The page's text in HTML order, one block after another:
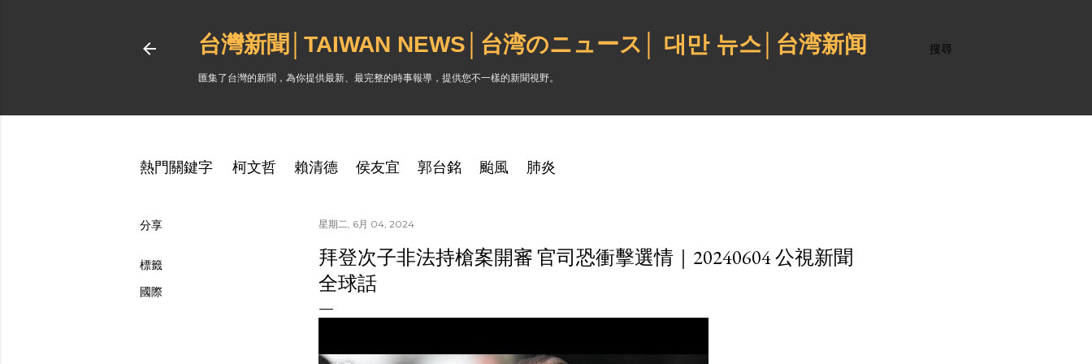
搜尋
台灣新聞│TAIWAN NEWS│台湾のニュース│ 대만 뉴스│台湾新闻
匯集了台灣的新聞，為你提供最新、最完整的時事報導，提供您不一樣的新聞視野。
熱門關鍵字 柯文哲 賴清德 侯友宜 郭台銘 颱風 肺炎
分享
標籤
國際
星期二, 6月 04, 2024
拜登次子非法持槍案開審 官司恐衝擊選情｜20240604 公視新聞
全球話